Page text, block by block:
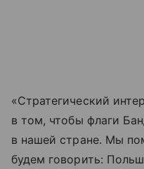
«Стратегический
в том, чтобы флаги
в нашей стране. Мы
будем говорить: